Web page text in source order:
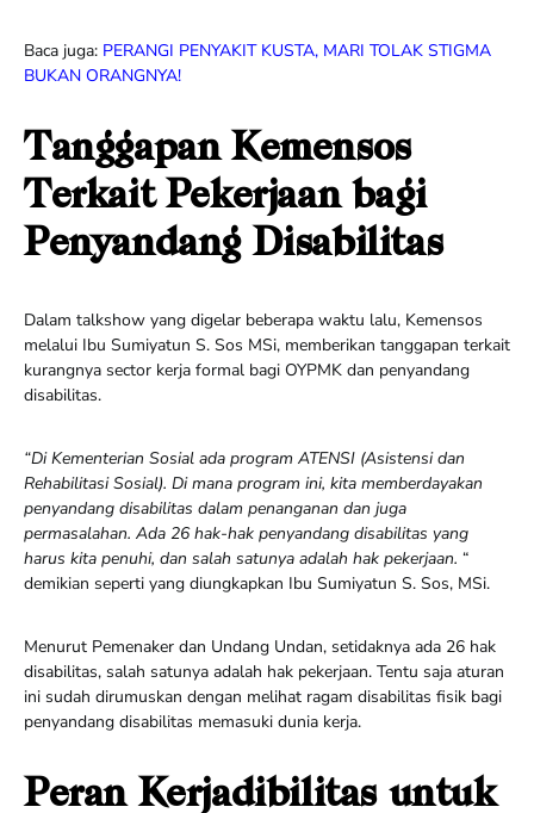
Baca juga: PERANGI PENYAKIT KUSTA, MARI TOLAK STIGMA
BUKAN ORANGNYA!
Tanggapan Kemensos
Terkait Pekerjaan bagi
Penyandang Disabilitas
Dalam talkshow yang digelar beberapa waktu lalu, Kemensos
melalui Ibu Sumiyatun S. Sos MSi, memberikan tanggapan terkait
kurangnya sector kerja formal bagi OYPMK dan penyandang
disabilitas.
“Di Kementerian Sosial ada program ATENSI (Asistensi dan
Rehabilitasi Sosial). Di mana program ini, kita memberdayakan
penyandang disabilitas dalam penanganan dan juga
permasalahan. Ada 26 hak-hak penyandang disabilitas yang
harus kita penuhi, dan salah satunya adalah hak pekerjaan. “
demikian seperti yang diungkapkan Ibu Sumiyatun S. Sos, MSi.
Menurut Pemenaker dan Undang Undan, setidaknya ada 26 hak
disabilitas, salah satunya adalah hak pekerjaan. Tentu saja aturan
ini sudah dirumuskan dengan melihat ragam disabilitas fisik bagi
penyandang disabilitas memasuki dunia kerja.
Peran Kerjadibilitas untuk